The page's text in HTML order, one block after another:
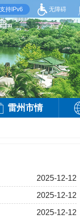
天白天，阴天间多云，有雷
持IPv6 无障碍
雷州市情
2025-12-12
2025-12-12
2025-12-12